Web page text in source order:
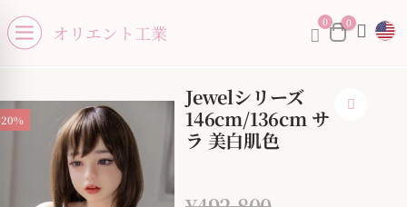
Open menu
オリエント工業 0 0
menu
Jewelシリーズ
146cm/136cm サ
ラ 美白肌色